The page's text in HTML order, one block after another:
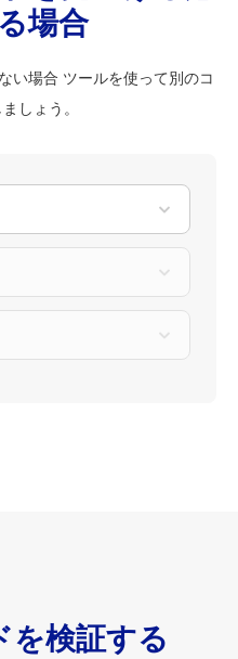
場合
い場合 ツールを使って別のコ
しょう。
を検証する